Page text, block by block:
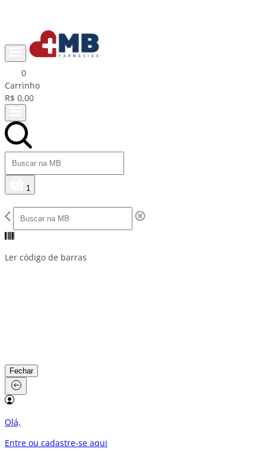
0
Carrinho
R$ 0,00
1
Ler código de barras
Fechar
Olá,
Entre ou cadastre-se aqui